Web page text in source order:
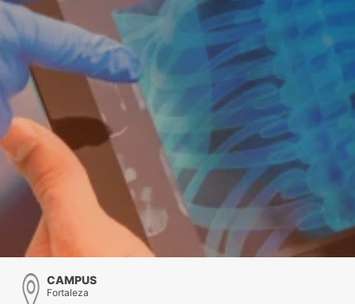
CAMPUS
Fortaleza